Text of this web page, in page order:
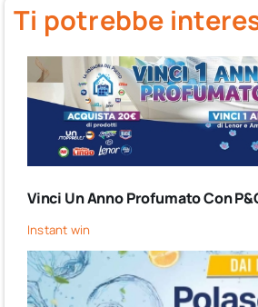
Ti potrebbe
Vinci Un Anno Profumato Con
Instant win